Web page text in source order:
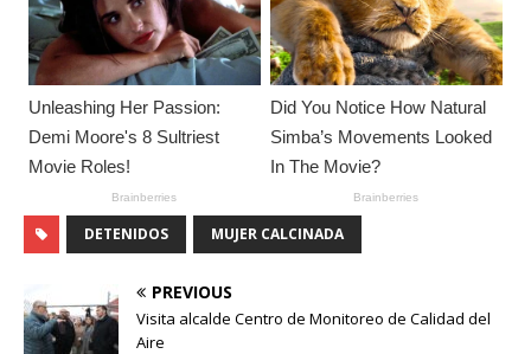
DETENIDOS MUJER CALCINADA
PREVIOUS
Visita alcalde Centro de Monitoreo de Calidad del
Aire